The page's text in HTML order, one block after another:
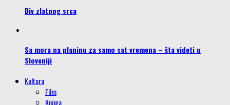
Div zlatnog srca
Sa mora na planinu za samo sat vremena – šta videti u
Sloveniji
Kultura
Film
Knjiga